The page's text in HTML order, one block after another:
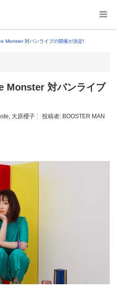
Monster 対バンライブの開催が決定!
対バンライブ
, 大原櫻子 投稿者: BOOSTER MAN